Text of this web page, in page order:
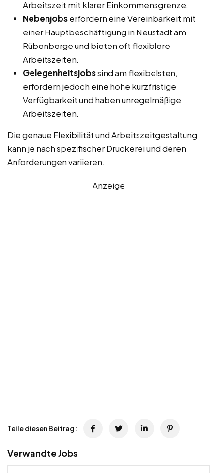
Arbeitszeit mit klarer Einkommensgrenze.
Nebenjobserfordern eine Vereinbarkeit mit
einer Hauptbeschäftigung in Neustadt am
Rübenberge und bieten oft flexiblere
Arbeitszeiten.
Gelegenheitsjobssind am flexibelsten,
erfordern jedoch eine hohe kurzfristige
Verfügbarkeit und haben unregelmäßige
Arbeitszeiten.
Die genaue Flexibilität und Arbeitszeitgestaltung
kann je nach spezifischer Druckerei und deren
Anforderungen variieren.
Anzeige
Teile diesen Beitrag:
Verwandte Jobs